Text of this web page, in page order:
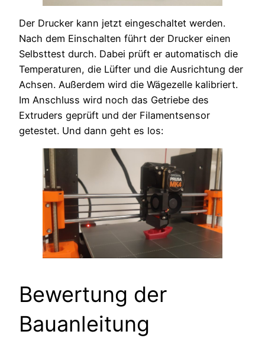
Der Drucker kann jetzt eingeschaltet werden.
Nach dem Einschalten führt der Drucker einen
Selbsttest durch. Dabei prüft er automatisch die
Temperaturen, die Lüfter und die Ausrichtung der
Achsen. Außerdem wird die Wägezelle kalibriert.
Im Anschluss wird noch das Getriebe des
Extruders geprüft und der Filamentsensor
getestet. Und dann geht es los:
Bewertung der
Bauanleitung